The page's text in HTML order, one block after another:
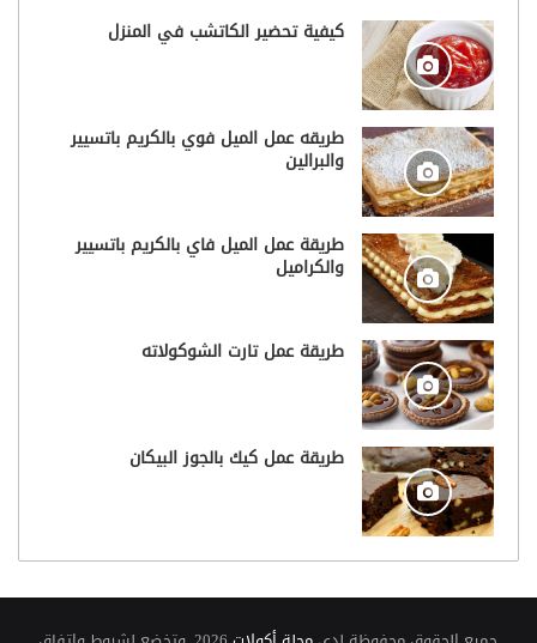
كيفية تحضير الكاتشب في المنزل
طريقه عمل الميل فوي بالكريم باتسيير
والبرالين
طريقة عمل الميل فاي بالكريم باتسيير
والكراميل
طريقة عمل تارت الشوكولاته
طريقة عمل كيك بالجوز البيكان